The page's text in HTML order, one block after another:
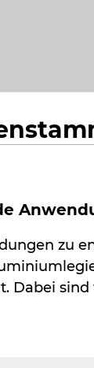
zu
Dabei